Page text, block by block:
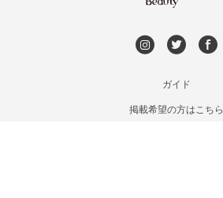
ガイド
掲載希望の方はこちら